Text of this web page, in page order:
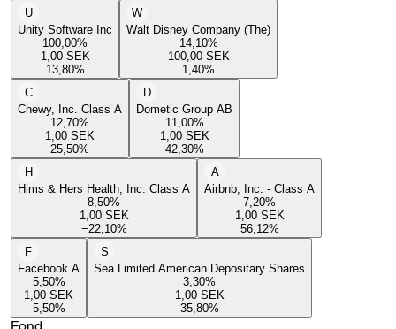
U
Unity Software Inc
100,00%
1,00 SEK
13,80%
W
Walt Disney Company (The)
14,10%
100,00 SEK
1,40%
C
Chewy, Inc. Class A
12,70%
1,00 SEK
25,50%
D
Dometic Group AB
11,00%
1,00 SEK
42,30%
H
Hims & Hers Health, Inc. Class A
8,50%
1,00 SEK
−22,10%
A
Airbnb, Inc. - Class A
7,20%
1,00 SEK
56,12%
F
Facebook A
5,50%
1,00 SEK
5,50%
S
Sea Limited American Depositary Shares
3,30%
1,00 SEK
35,80%